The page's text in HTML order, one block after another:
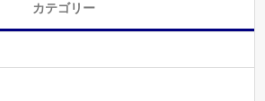
カテゴリー